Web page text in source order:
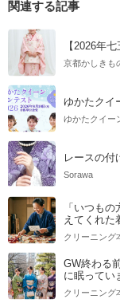
関連する記事
【2026年
京都かしきも
ゆかたクイ
ゆかたクイー
レースの付
Sorawa
「いつも
えてくれた
クリーニング
GW終わる
に眠ってい
クリーニング